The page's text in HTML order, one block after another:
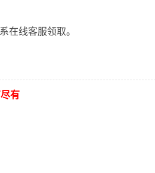
在线客服领取。
有